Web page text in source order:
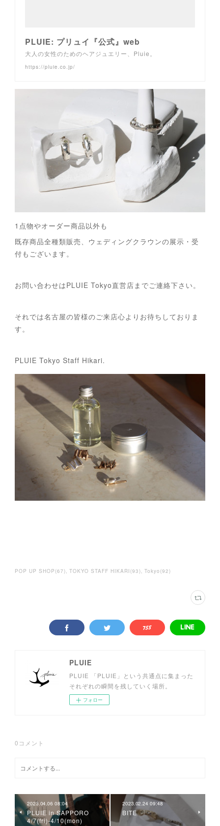
PLUIE: プリュイ『公式』web
大人の女性のためのヘアジュエリー、Pluie。
https://pluie.co.jp/
1点物やオーダー商品以外も
既存商品全種類販売、ウェディングクラウンの展示・受
付もございます。
お問い合わせはPLUIE Tokyo直営店までご連絡下さい。
それでは名古屋の皆様のご来店心よりお待ちしておりま
す。
PLUIE Tokyo Staff Hikari.
POP UP SHOP (67) TOKYO STAFF HIKARI (93) Tokyo (92)
PLUIE
PLUIE 「PLUIE」という共通点に集まった
それぞれの瞬間を残していく場所。
フォロー
0 コメント
2023.04.06 08:04
PLUIE in SAPPORO
4/7(fri)-4/10(mon)
2023.02.24 09:48
BITE